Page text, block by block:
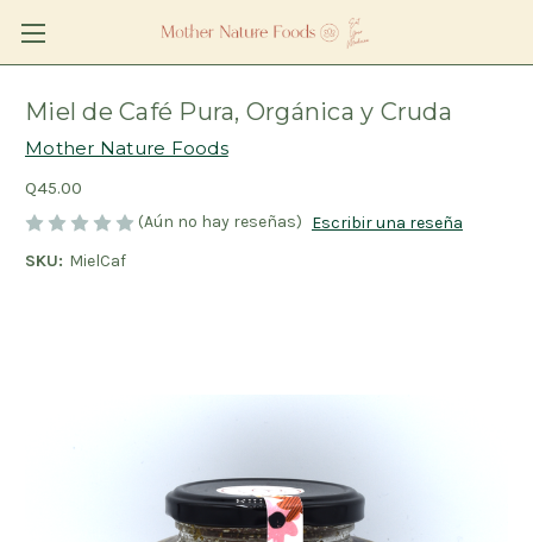
Miel de Café Pura, Orgánica y Cruda
Mother Nature Foods
Q45.00
(Aún no hay reseñas) Escribir una reseña
SKU: MielCaf